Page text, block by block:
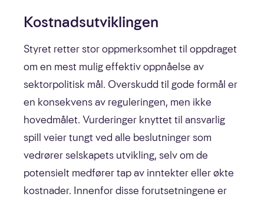
Kostnadsutviklingen
Styret retter stor oppmerksomhet til oppdraget
om en mest mulig effektiv oppnåelse av
sektorpolitisk mål. Overskudd til gode formål er
en konsekvens av reguleringen, men ikke
hovedmålet. Vurderinger knyttet til ansvarlig
spill veier tungt ved alle beslutninger som
vedrører selskapets utvikling, selv om de
potensielt medfører tap av inntekter eller økte
kostnader. Innenfor disse forutsetningene er